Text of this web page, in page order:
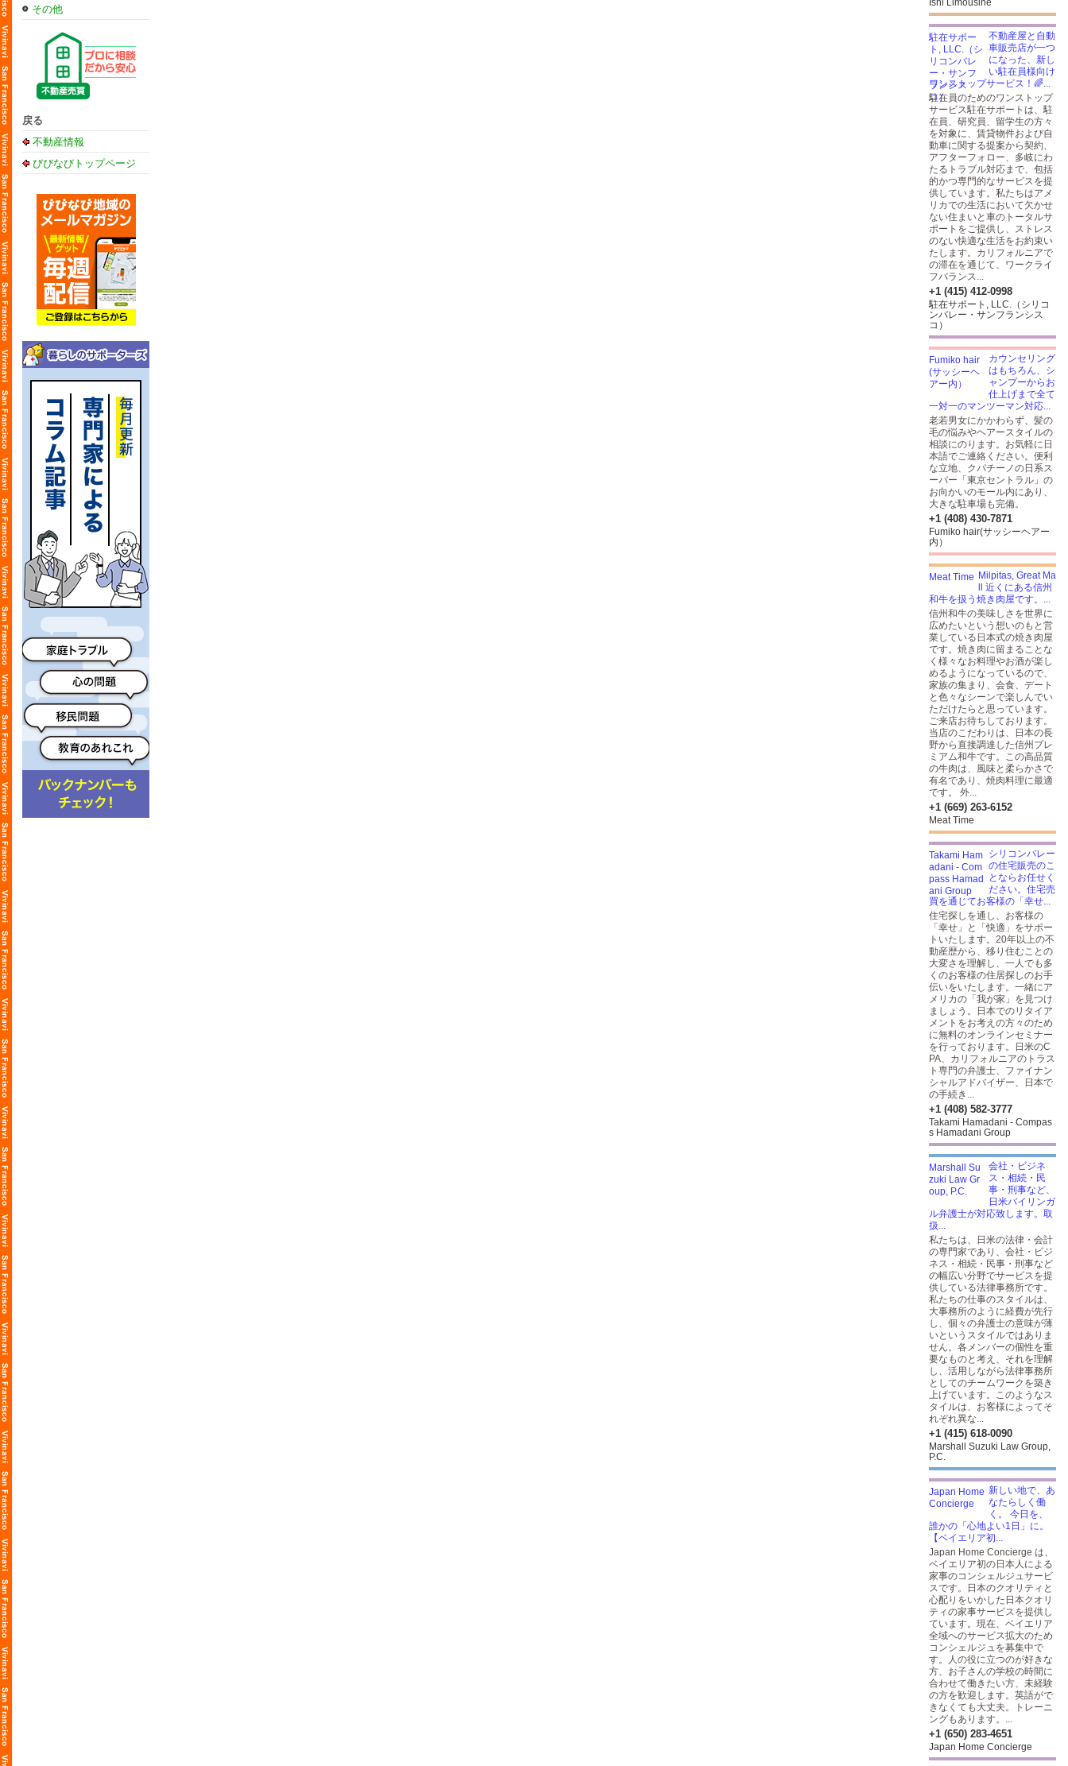
その他
戻る
不動産情報
びびなびトップページ
Ishi Limousine
不動産屋と自動
車販売店が一つ
になった、新し
い駐在員様向け
ワンストップサービス！🌈...
駐在員のためのワンストップ
サービス駐在サポートは、駐
在員、研究員、留学生の方々
を対象に、賃貸物件および自
動車に関する提案から契約、
アフターフォロー、多岐にわ
たるトラブル対応まで、包括
的かつ専門的なサービスを提
供しています。私たちはアメ
リカでの生活において欠かせ
ない住まいと車のトータルサ
ポートをご提供し、ストレス
のない快適な生活をお約束い
たします。カリフォルニアで
の滞在を通じて、ワークライ
フバランス...
+1 (415) 412-0998
駐在サポート, LLC.（シリコ
ンバレー・サンフランシス
コ）
カウンセリング
はもちろん、シ
ャンプーからお
仕上げまで全て
一対一のマンツーマン対応...
老若男女にかかわらず、髪の
毛の悩みやヘアースタイルの
相談にのります。お気軽に日
本語でご連絡ください。便利
な立地、クパチーノの日系ス
ーパー「東京セントラル」の
お向かいのモール内にあり、
大きな駐車場も完備。
+1 (408) 430-7871
Fumiko hair(サッシーヘアー
内）
Milpitas, Great Ma
ll 近くにある信州
和牛を扱う焼き肉屋です。...
信州和牛の美味しさを世界に
広めたいという想いのもと営
業している日本式の焼き肉屋
です。焼き肉に留まることな
く様々なお料理やお酒が楽し
めるようになっているので、
家族の集まり、会食、デート
と色々なシーンで楽しんでい
ただけたらと思っています。
ご来店お待ちしております。
当店のこだわりは、日本の長
野から直接調達した信州プレ
ミアム和牛です。この高品質
の牛肉は、風味と柔らかさで
有名であり、焼肉料理に最適
です。 外...
+1 (669) 263-6152
Meat Time
シリコンバレー
の住宅販売のこ
とならお任せく
ださい。住宅売
買を通じてお客様の「幸せ...
住宅探しを通し、お客様の
「幸せ」と「快適」をサポー
トいたします。20年以上の不
動産歴から、移り住むことの
大変さを理解し、一人でも多
くのお客様の住居探しのお手
伝いをいたします。一緒にア
メリカの「我が家」を見つけ
ましょう。日本でのリタイア
メントをお考えの方々のため
に無料のオンラインセミナー
を行っております。日米のC
PA、カリフォルニアのトラス
ト専門の弁護士、ファイナン
シャルアドバイザー、日本で
の手続き...
+1 (408) 582-3777
Takami Hamadani - Compas
s Hamadani Group
会社・ビジネ
ス・相続・民
事・刑事など、
日米バイリンガ
ル弁護士が対応致します。取
扱...
私たちは、日米の法律・会計
の専門家であり、会社・ビジ
ネス・相続・民事・刑事など
の幅広い分野でサービスを提
供している法律事務所です。
私たちの仕事のスタイルは、
大事務所のように経費が先行
し、個々の弁護士の意味が薄
いというスタイルではありま
せん。各メンバーの個性を重
要なものと考え、それを理解
し、活用しながら法律事務所
としてのチームワークを築き
上げています。このようなス
タイルは、お客様によってそ
れぞれ異な...
+1 (415) 618-0090
Marshall Suzuki Law Group,
P.C.
新しい地で、あ
なたらしく働
く。 今日を、
誰かの「心地よい1日」に。
【ベイエリア初...
Japan Home Concierge は、
ベイエリア初の日本人による
家事のコンシェルジュサービ
スです。日本のクオリティと
心配りをいかした日本クオリ
ティの家事サービスを提供し
ています。現在、ベイエリア
全域へのサービス拡大のため
コンシェルジュを募集中で
す。人の役に立つのが好きな
方、お子さんの学校の時間に
合わせて働きたい方、未経験
の方を歓迎します。英語がで
きなくても大丈夫。トレーニ
ングもあります。...
+1 (650) 283-4651
Japan Home Concierge